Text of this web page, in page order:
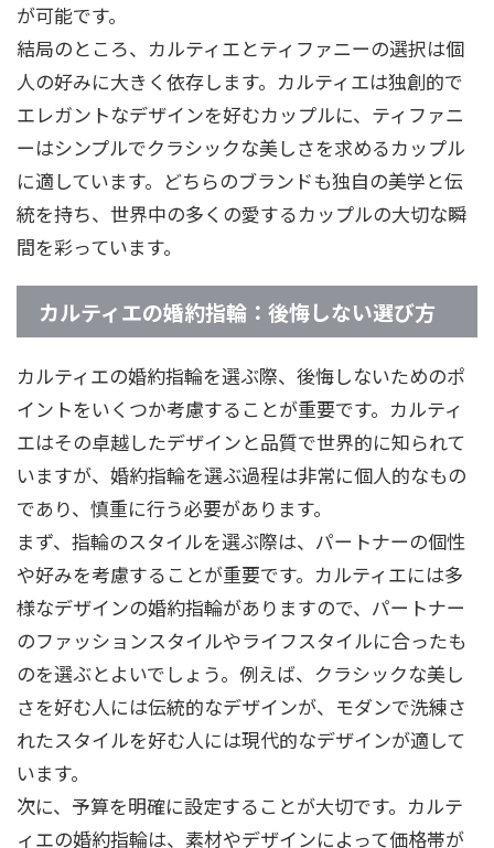
が可能です。
結局のところ、カルティエとティファニーの選択は個
人の好みに大きく依存します。カルティエは独創的で
エレガントなデザインを好むカップルに、ティファニ
ーはシンプルでクラシックな美しさを求めるカップル
に適しています。どちらのブランドも独自の美学と伝
統を持ち、世界中の多くの愛するカップルの大切な瞬
間を彩っています。
カルティエの婚約指輪：後悔しない選び方
カルティエの婚約指輪を選ぶ際、後悔しないためのポ
イントをいくつか考慮することが重要です。カルティ
エはその卓越したデザインと品質で世界的に知られて
いますが、婚約指輪を選ぶ過程は非常に個人的なもの
であり、慎重に行う必要があります。
まず、指輪のスタイルを選ぶ際は、パートナーの個性
や好みを考慮することが重要です。カルティエには多
様なデザインの婚約指輪がありますので、パートナー
のファッションスタイルやライフスタイルに合ったも
のを選ぶとよいでしょう。例えば、クラシックな美し
さを好む人には伝統的なデザインが、モダンで洗練さ
れたスタイルを好む人には現代的なデザインが適して
います。
次に、予算を明確に設定することが大切です。カルテ
ィエの婚約指輪は、素材やデザインによって価格帯が